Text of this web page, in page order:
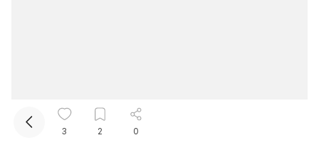
3 2 0